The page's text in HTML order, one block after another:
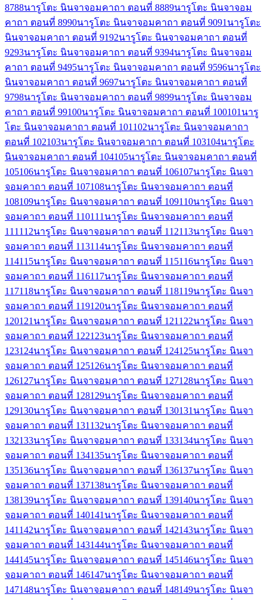
8788นารูโตะ นินจาจอมคาถา ตอนที่ 8889นารูโตะ นินจาจอม
คาถา ตอนที่ 8990นารูโตะ นินจาจอมคาถา ตอนที่ 9091 นารูโตะ
นินจาจอมคาถา ตอนที่ 9192นารูโตะ นินจาจอมคาถา ตอนที่
9293นารูโตะ นินจาจอมคาถา ตอนที่ 9394นารูโตะ นินจาจอม
คาถา ตอนที่ 9495นารูโตะ นินจาจอมคาถา ตอนที่ 9596นารูโตะ
นินจาจอมคาถา ตอนที่ 9697นารูโตะ นินจาจอมคาถา ตอนที่
9798นารูโตะ นินจาจอมคาถา ตอนที่ 9899นารูโตะ นินจาจอม
คาถา ตอนที่ 99100นารูโตะ นินจาจอมคาถา ตอนที่ 100101 นารู
โตะ นินจาจอมคาถา ตอนที่ 101 102นารูโตะ นินจาจอมคาถา
ตอนที่ 102103นารูโตะ นินจาจอมคาถา ตอนที่ 103104นารูโตะ
นินจาจอมคาถา ตอนที่ 104105นารูโตะ นินจาจอมคาถา ตอนที่
105106นารูโตะ นินจาจอมคาถา ตอนที่ 106107นารูโตะ นินจา
จอมคาถา ตอนที่ 107108นารูโตะ นินจาจอมคาถา ตอนที่
108109นารูโตะ นินจาจอมคาถา ตอนที่ 109110นารูโตะ นินจา
จอมคาถา ตอนที่ 110111 นารูโตะ นินจาจอมคาถา ตอนที่
111 112นารูโตะ นินจาจอมคาถา ตอนที่ 112113นารูโตะ นินจา
จอมคาถา ตอนที่ 113114นารูโตะ นินจาจอมคาถา ตอนที่
114115นารูโตะ นินจาจอมคาถา ตอนที่ 115116นารูโตะ นินจา
จอมคาถา ตอนที่ 116117นารูโตะ นินจาจอมคาถา ตอนที่
117118นารูโตะ นินจาจอมคาถา ตอนที่ 118119นารูโตะ นินจา
จอมคาถา ตอนที่ 119120นารูโตะ นินจาจอมคาถา ตอนที่
120121 นารูโตะ นินจาจอมคาถา ตอนที่ 121 122นารูโตะ นินจา
จอมคาถา ตอนที่ 122123นารูโตะ นินจาจอมคาถา ตอนที่
123124นารูโตะ นินจาจอมคาถา ตอนที่ 124125นารูโตะ นินจา
จอมคาถา ตอนที่ 125126นารูโตะ นินจาจอมคาถา ตอนที่
126127นารูโตะ นินจาจอมคาถา ตอนที่ 127128นารูโตะ นินจา
จอมคาถา ตอนที่ 128129นารูโตะ นินจาจอมคาถา ตอนที่
129130นารูโตะ นินจาจอมคาถา ตอนที่ 130131 นารูโตะ นินจา
จอมคาถา ตอนที่ 131 132นารูโตะ นินจาจอมคาถา ตอนที่
132133นารูโตะ นินจาจอมคาถา ตอนที่ 133134นารูโตะ นินจา
จอมคาถา ตอนที่ 134135นารูโตะ นินจาจอมคาถา ตอนที่
135136นารูโตะ นินจาจอมคาถา ตอนที่ 136137นารูโตะ นินจา
จอมคาถา ตอนที่ 137138นารูโตะ นินจาจอมคาถา ตอนที่
138139นารูโตะ นินจาจอมคาถา ตอนที่ 139140นารูโตะ นินจา
จอมคาถา ตอนที่ 140141 นารูโตะ นินจาจอมคาถา ตอนที่
141 142นารูโตะ นินจาจอมคาถา ตอนที่ 142143นารูโตะ นินจา
จอมคาถา ตอนที่ 143144นารูโตะ นินจาจอมคาถา ตอนที่
144145นารูโตะ นินจาจอมคาถา ตอนที่ 145146นารูโตะ นินจา
จอมคาถา ตอนที่ 146147นารูโตะ นินจาจอมคาถา ตอนที่
147148นารูโตะ นินจาจอมคาถา ตอนที่ 148149นารูโตะ นินจา